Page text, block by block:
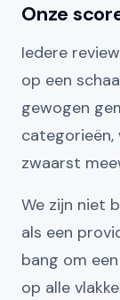
Onze
Iedere
op een
gewogen
categorieën,
zwaarst
We zijn niet
als een
bang om
op alle